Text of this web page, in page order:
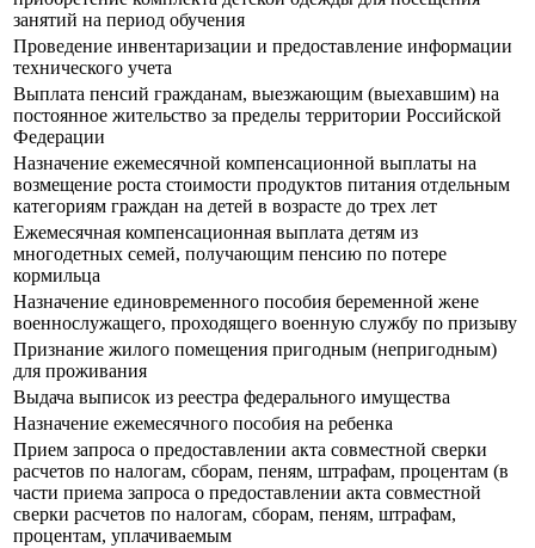
занятий на период обучения
Проведение инвентаризации и предоставление информации
технического учета
Выплата пенсий гражданам, выезжающим (выехавшим) на
постоянное жительство за пределы территории Российской
Федерации
Назначение ежемесячной компенсационной выплаты на
возмещение роста стоимости продуктов питания отдельным
категориям граждан на детей в возрасте до трех лет
Ежемесячная компенсационная выплата детям из
многодетных семей, получающим пенсию по потере
кормильца
Назначение единовременного пособия беременной жене
военнослужащего, проходящего военную службу по призыву
Признание жилого помещения пригодным (непригодным)
для проживания
Выдача выписок из реестра федерального имущества
Назначение ежемесячного пособия на ребенка
Прием запроса о предоставлении акта совместной сверки
расчетов по налогам, сборам, пеням, штрафам, процентам (в
части приема запроса о предоставлении акта совместной
сверки расчетов по налогам, сборам, пеням, штрафам,
процентам, уплачиваемым